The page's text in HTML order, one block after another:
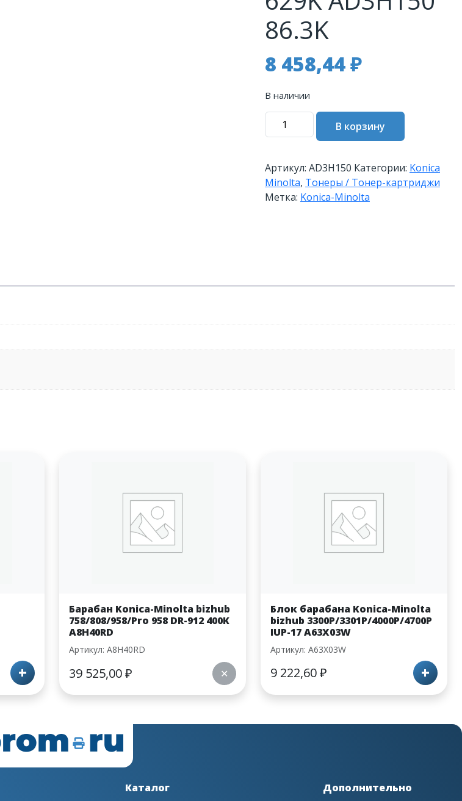
86.3K
8 458,44₽
В наличии
Количество
товара
Konica-
Minolta
AccurioPress
C7090/7100
В корзину
Артикул: AD3H150 Категории: Konica
Minolta, Тонеры / Тонер-картриджи
Метка: Konica-Minolta
+
Барабан Konica-Minolta bizhub
758/808/958/Pro 958 DR-912 400K
A8H40RD
Артикул: A8H40RD
39 525,00₽ ✕
Блок барабана Konica-Minolta
bizhub 3300P/3301P/4000P/4700P
IUP-17 A63X03W
Артикул: A63X03W
9 222,60₽ +
Каталог Дополнительно